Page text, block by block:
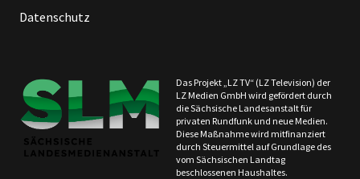
Datenschutz
Das Projekt „LZ TV“ (LZ Television) der
LZ Medien GmbH wird gefördert durch
die Sächsische Landesanstalt für
privaten Rundfunk und neue Medien.
Diese Maßnahme wird mitfinanziert
durch Steuermittel auf Grundlage des
vom Sächsischen Landtag
beschlossenen Haushaltes.